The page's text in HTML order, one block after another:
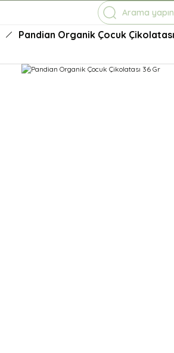
1-7 İŞ GÜNÜNDE
TÜM ÜRÜNLERDE
Pandian Organik Çocuk